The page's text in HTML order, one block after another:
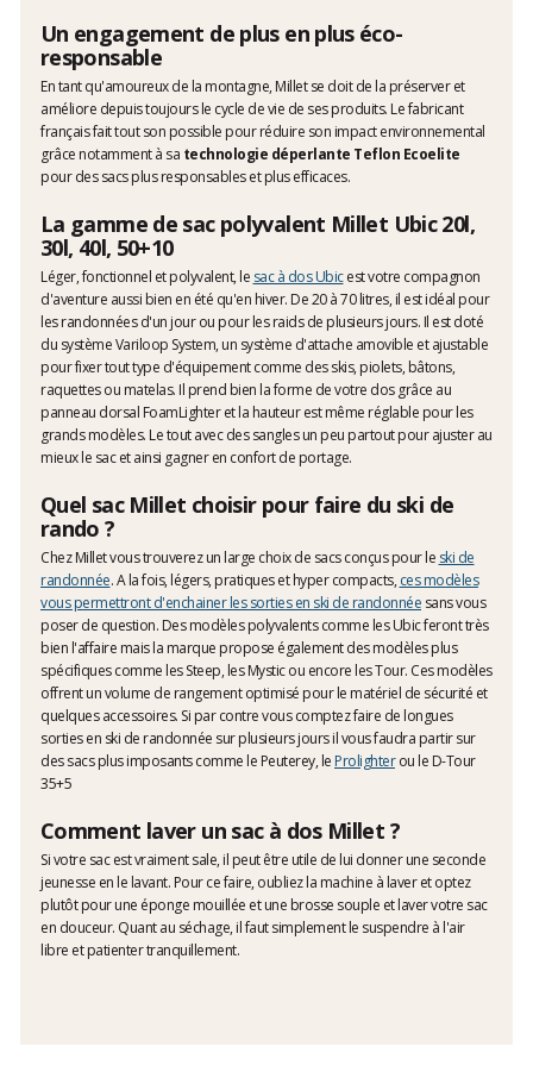
Un engagement de plus en plus éco-
responsable
En tant qu'amoureux de la montagne, Millet se doit de la préserver et
améliore depuis toujours le cycle de vie de ses produits. Le fabricant
français fait tout son possible pour réduire son impact environnemental
grâce notamment à sa technologie déperlante Teflon Ecoelite
pour des sacs plus responsables et plus efficaces.
La gamme de sac polyvalent Millet Ubic 20l,
30l, 40l, 50+10
Léger, fonctionnel et polyvalent, le sac à dos Ubicest votre compagnon
d'aventure aussi bien en été qu'en hiver. De 20 à 70 litres, il est idéal pour
les randonnées d'un jour ou pour les raids de plusieurs jours. Il est doté
du système Variloop System, un système d'attache amovible et ajustable
pour fixer tout type d'équipement comme des skis, piolets, bâtons,
raquettes ou matelas. Il prend bien la forme de votre dos grâce au
panneau dorsal FoamLighter et la hauteur est même réglable pour les
grands modèles. Le tout avec des sangles un peu partout pour ajuster au
mieux le sac et ainsi gagner en confort de portage.
Quel sac Millet choisir pour faire du ski de
rando ?
Chez Millet vous trouverez un large choix de sacs conçus pour le ski de
randonnée. A la fois, légers, pratiques et hyper compacts, ces modèles
vous permettront d'enchainer les sorties en ski de randonnée sans vous
poser de question. Des modèles polyvalents comme les Ubic feront très
bien l'affaire mais la marque propose également des modèles plus
spécifiques comme les Steep, les Mystic ou encore les Tour. Ces modèles
offrent un volume de rangement optimisé pour le matériel de sécurité et
quelques accessoires. Si par contre vous comptez faire de longues
sorties en ski de randonnée sur plusieurs jours il vous faudra partir sur
des sacs plus imposants comme le Peuterey, le Prolighterou le D-Tour
35+5
Comment laver un sac à dos Millet ?
Si votre sac est vraiment sale, il peut être utile de lui donner une seconde
jeunesse en le lavant. Pour ce faire, oubliez la machine à laver et optez
plutôt pour une éponge mouillée et une brosse souple et laver votre sac
en douceur. Quant au séchage, il faut simplement le suspendre à l'air
libre et patienter tranquillement.